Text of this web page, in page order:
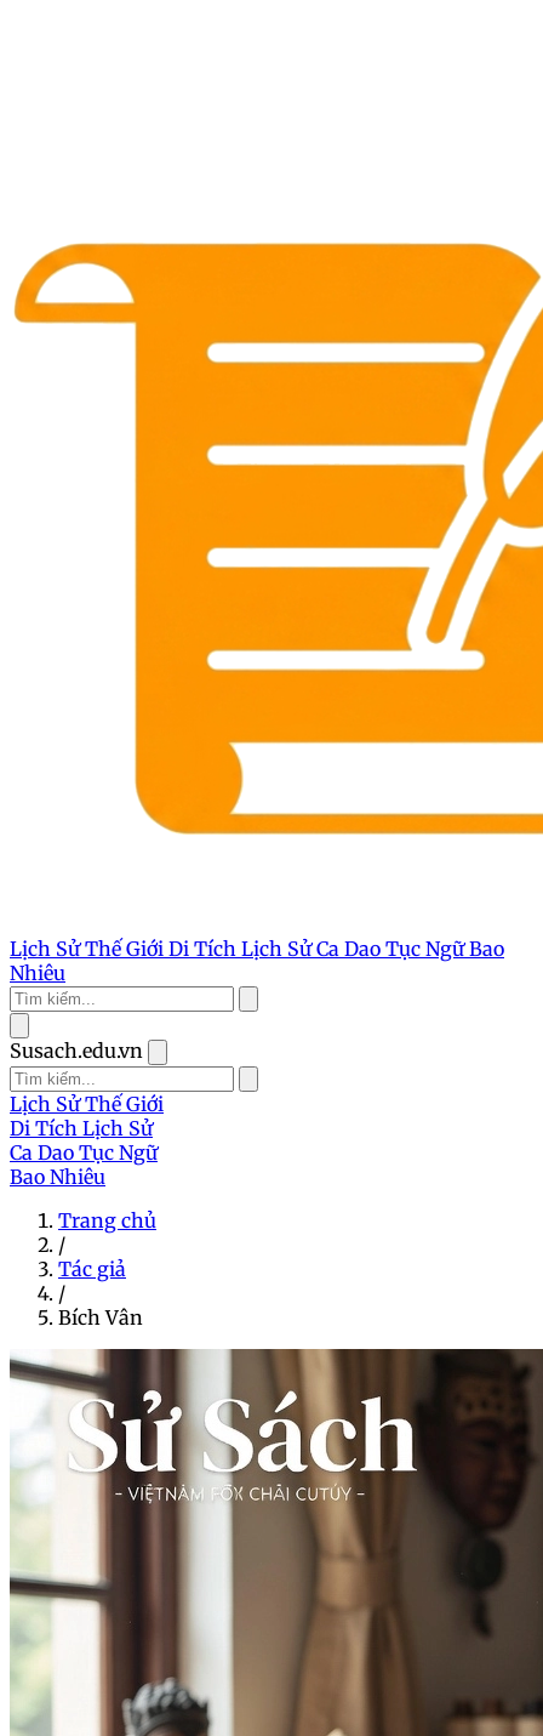
Lịch Sử Thế Giới Di Tích Lịch SửCa Dao Tục NgữBao
Nhiêu
Susach.edu.vn
Lịch Sử Thế Giới
Di Tích Lịch Sử
Ca Dao Tục Ngữ
Bao Nhiêu
Trang chủ
/
Tác giả
/
Bích Vân